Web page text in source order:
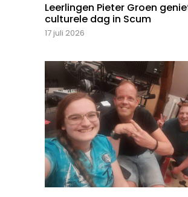
Leerlingen Pieter Groen
culturele dag in Scum
17 juli 2026